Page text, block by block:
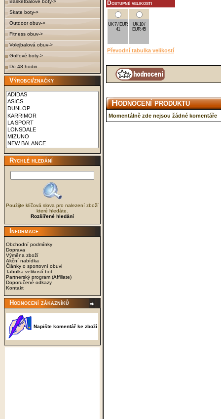
Basketbalové boty->
Skate boty->
Outdoor obuv->
Fitness obuv->
Volejbalová obuv->
Golfové boty->
Do 48 hodin
Výrobci/značky
Rychlé hledání
Použijte klíčová slova pro nalezení zboží
které hledáte.
Rozšířené hledání
Informace
Obchodní podmínky
Doprava
Výměna zboží
Akční nabídka
Články o sportovní obuvi
Tabulka velikostí bot
Partnerský program (Affiliate)
Doporučené odkazy
Kontakt
Hodnocení zákazníků
Napište komentář ke zboží
Dostupné velikosti
UK 7 / EUR
41
UK 10 /
EUR 45
Převodní tabulka velikostí
Hodnocení produktu
Momentálně zde nejsou žádné komentáře